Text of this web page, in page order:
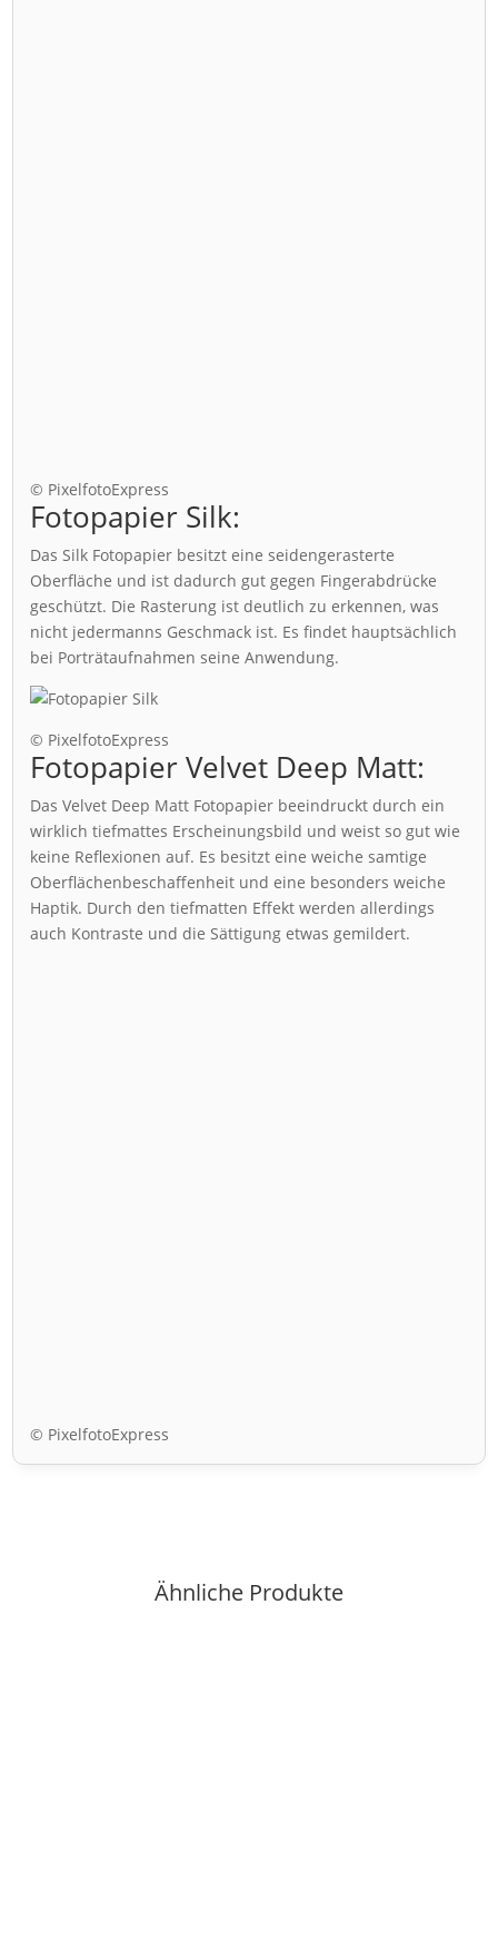
© PixelfotoExpress
Fotopapier Silk:
Das Silk Fotopapier besitzt eine seidengerasterte
Oberfläche und ist dadurch gut gegen Fingerabdrücke
geschützt. Die Rasterung ist deutlich zu erkennen, was
nicht jedermanns Geschmack ist. Es findet hauptsächlich
bei Porträtaufnahmen seine Anwendung.
© PixelfotoExpress
Fotopapier Velvet Deep Matt:
Das Velvet Deep Matt Fotopapier beeindruckt durch ein
wirklich tiefmattes Erscheinungsbild und weist so gut wie
keine Reflexionen auf. Es besitzt eine weiche samtige
Oberflächenbeschaffenheit und eine besonders weiche
Haptik. Durch den tiefmatten Effekt werden allerdings
auch Kontraste und die Sättigung etwas gemildert.
© PixelfotoExpress
Ähnliche Produkte